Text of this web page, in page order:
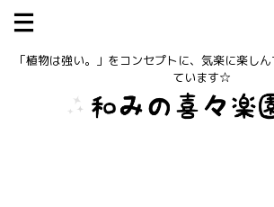
「植物は強い。」をコンセプトに、気楽に楽し
ています☆